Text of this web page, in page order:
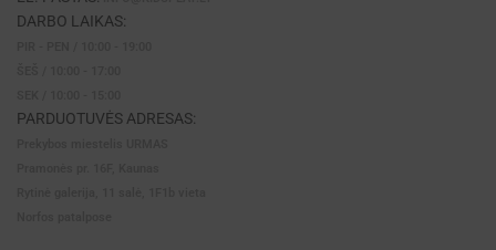
DARBO LAIKAS:
PARDUOTUVĖS ADRESAS: